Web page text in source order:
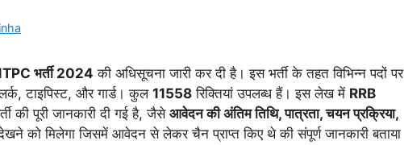
भर्ती 2024 की अधिसूचना जारी कर दी है। इस भर्ती के तहत विभिन्न पदों पर
टाइपिस्ट, और गार्ड। कुल 11558 रिक्तियां उपलब्ध हैं। इस लेख में RRB
की पूरी जानकारी दी गई है, जैसे आवेदन की अंतिम तिथि, पात्रता, चयन प्रक्रिया,
को मिलेगा जिसमें आवेदन से लेकर चैन प्राप्त किए थे की संपूर्ण जानकारी बताया